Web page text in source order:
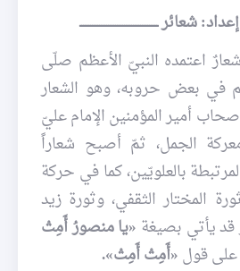
إعداد: شعائر ــــــــــــــــــــــــــــــــــــــــــــ
اعتمده النبيّ الأعظم صلّى
في بعض حروبه، وهو الشعار
أمير المؤمنين الإمام عليّ
الجمل، ثمّ أصبح شعاراً
بالعلويّين، كما في حركة
المختار الثقفي، وثورة زيد
قد يأتي بصيغة «يا منصورُ أَمِتْ
على قول«أَمِتْ أَمِتْ».